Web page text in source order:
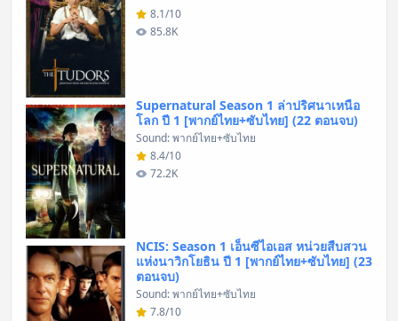
8.1/10
85.8K
Supernatural Season 1 ล่าปริศนาเหนือ
โลก ปี 1 [พากย์ไทย+ซับไทย] (22 ตอนจบ)
Sound: พากย์ไทย+ซับไทย
8.4/10
72.2K
NCIS: Season 1 เอ็นซีไอเอส หน่วยสืบสวน
แห่งนาวิกโยธิน ปี 1 [พากย์ไทย+ซับไทย] (23
ตอนจบ)
Sound: พากย์ไทย+ซับไทย
7.8/10